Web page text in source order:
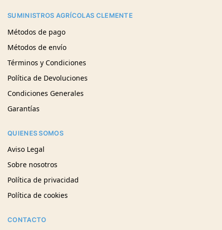
SUMINISTROS AGRÍCOLAS CLEMENTE
Métodos de pago
Métodos de envío
Términos y Condiciones
Política de Devoluciones
Condiciones Generales
Garantías
QUIENES SOMOS
Aviso Legal
Sobre nosotros
Política de privacidad
Política de cookies
CONTACTO